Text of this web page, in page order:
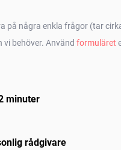
på några enkla frågor (tar
behöver. Använd formuläret
minuter
rådgivare